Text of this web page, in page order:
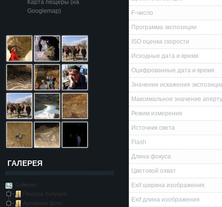
Карта пещеры (на
Googlemap)
ГАЛЕРЕЯ
Galleries
Пещера Золушка
Архивные фото
F-число
Программа экспозиции
ISO оценка скорости
Исходные дата и время
Оцифрованные дата и время
Значение искажения
Максимальное значение
Режим измерения
Источник света
Flash
Длина фокуса
Цветовой охват
Exif ширина изображения
Exif длина изображения